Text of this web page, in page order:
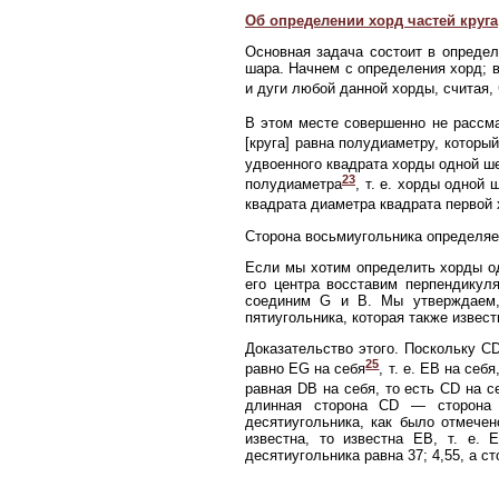
Об определении хорд частей круга
Основная задача состоит в
шара. Начнем с определения хорд;
и дуги любой данной хорды,
В этом месте совершенно не
[круга] равна полудиаметру,
удвоенного квадрата хорды одной
полудиаметра23, т. е. хорды одной
квадрата диаметра квадрата первой
Сторона восьмиугольника
Если мы хотим определить хорды
его центра восставим
соединим G и В. Мы утверждаем,
пятиугольника, которая также
Доказательство этого. Поскольку
равно EG на себя25, т. е. ЕВ на
равная DB на себя, то есть CD на
длинная сторона CD — сторона
десятиугольника, как было
известна, то известна ЕВ, т.
десятиугольника равна 37; 4,55, а